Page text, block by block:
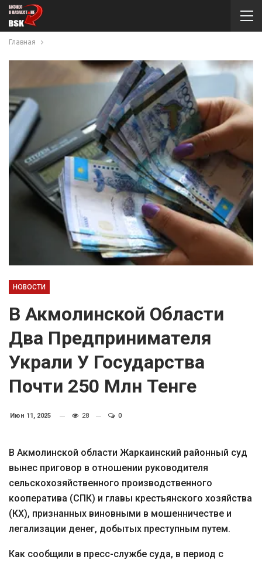
Главная
НОВОСТИ
В Акмолинской Области
Два Предпринимателя
Украли У Государства
Почти 250 Млн Тенге
Июн 11, 2025 28 0
В Акмолинской области Жаркаинский районный суд
вынес приговор в отношении руководителя
сельскохозяйственного производственного
кооператива (СПК) и главы крестьянского хозяйства
(КХ), признанных виновными в мошенничестве и
легализации денег, добытых преступным путем.
Как сообщили в пресс-службе суда, в период с